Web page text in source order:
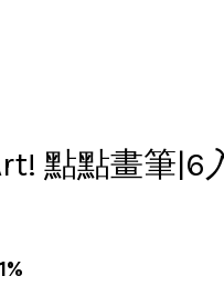
點點畫筆|6